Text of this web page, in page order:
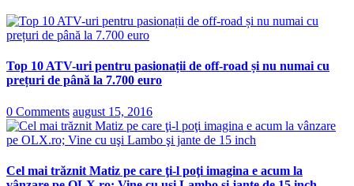
Top 10 ATV-uri pentru pasionații de off-road și nu numai cu
prețuri de până la 7.700 euro
0 Comments august 15, 2016
Cel mai trăznit Matiz pe care ţi-l poţi imagina e acum la